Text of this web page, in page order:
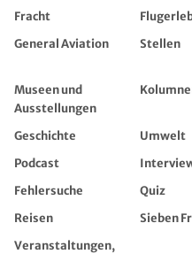
Fracht
General Aviation
Stellen
Museen und
Ausstellungen
Geschichte Umwelt
Podcast
Fehlersuche
Quiz
Reisen
Sieben
Veranstaltungen,